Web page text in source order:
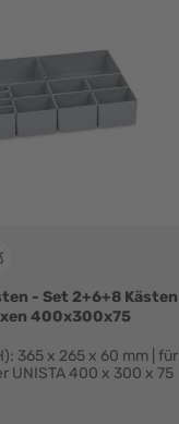
- Set 2+6+8 Kästen
400x300x75
365 x 265 x 60 mm | für
UNISTA 400 x 300 x 75